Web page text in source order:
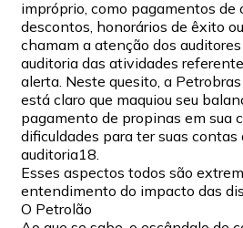
impróprio, como pagamentos de
descontos, honorários de êxito
chamam a atenção dos
auditoria das atividades
alerta. Neste quesito, a
está claro que maquiou seu
pagamento de propinas em sua
dificuldades para ter suas
auditoria18.
Esses aspectos todos são
entendimento do impacto das
O Petrolão